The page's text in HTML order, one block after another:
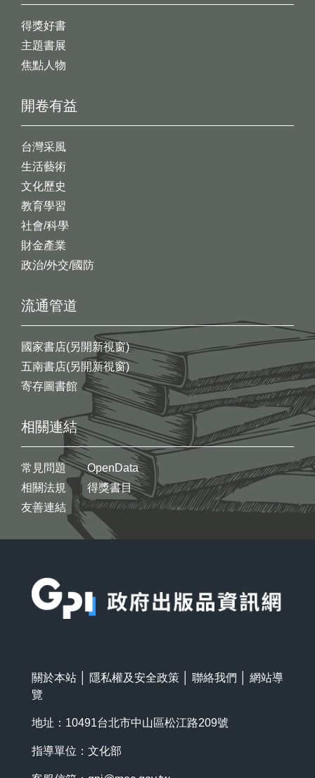
開卷有益
台灣采風
生活藝術
文化歷史
教育學習
社會/科學
財金產業
政治/外交/國防
得獎好書
主題書展
焦點人物
流通管道
國家書店(另開新視窗)
五南書店(另開新視窗)
寄存圖書館
相關連結
常見問題
相關法規
友善連結
OpenData
得獎書目
關於本站 隱私權及安全政策 聯絡我們
網站導
覽
地址：10491台北市中山區松江路209號
指導單位：文化部